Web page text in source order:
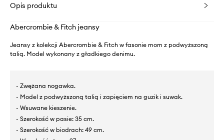
Opis produktu
Abercrombie & Fitch jeansy
Jeansy z kolekcji Abercrombie & Fitch w fasonie mom z podwyższoną
talią. Model wykonany z gładkiego denimu.
- Zwężana nogawka.
- Model z podwyższoną talią i zapięciem na guzik i suwak.
- Wsuwane kieszenie.
- Szerokość w pasie: 35 cm.
- Szerokość w biodrach: 49 cm.